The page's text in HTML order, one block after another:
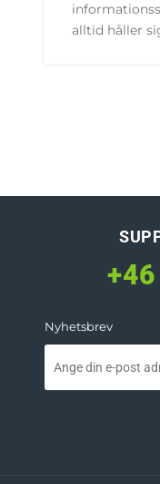
alltid håller
Nyhetsbrev